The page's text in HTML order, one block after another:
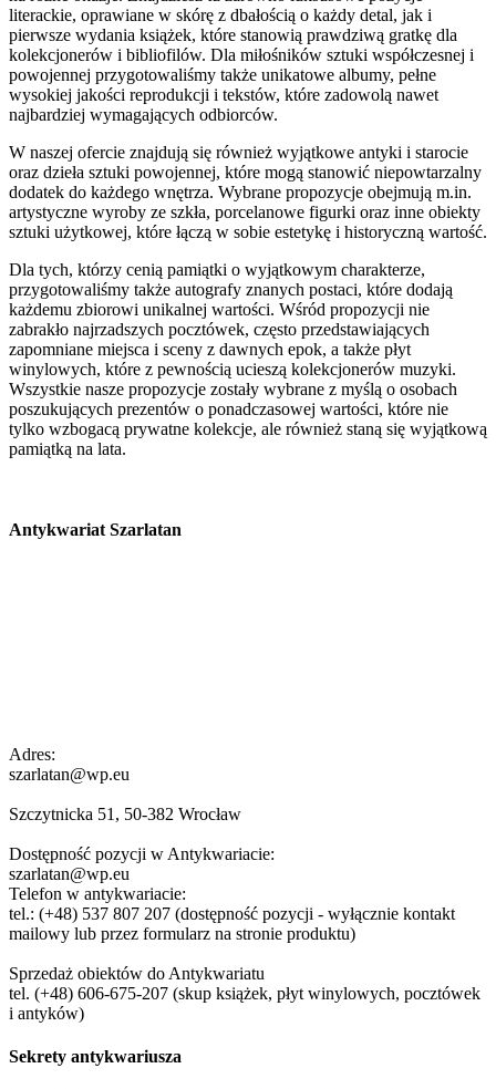
literackie, oprawiane w skórę z dbałością o każdy detal, jak i
pierwsze wydania książek, które stanowią prawdziwą gratkę dla
kolekcjonerów i bibliofilów. Dla miłośników sztuki współczesnej i
powojennej przygotowaliśmy także unikatowe albumy, pełne
wysokiej jakości reprodukcji i tekstów, które zadowolą nawet
najbardziej wymagających odbiorców.
W naszej ofercie znajdują się również wyjątkowe antyki i starocie
oraz dzieła sztuki powojennej, które mogą stanowić niepowtarzalny
dodatek do każdego wnętrza. Wybrane propozycje obejmują m.in.
artystyczne wyroby ze szkła, porcelanowe figurki oraz inne obiekty
sztuki użytkowej, które łączą w sobie estetykę i historyczną wartość.
Dla tych, którzy cenią pamiątki o wyjątkowym charakterze,
przygotowaliśmy także autografy znanych postaci, które dodają
każdemu zbiorowi unikalnej wartości. Wśród propozycji nie
zabrakło najrzadszych pocztówek, często przedstawiających
zapomniane miejsca i sceny z dawnych epok, a także płyt
winylowych, które z pewnością ucieszą kolekcjonerów muzyki.
Wszystkie nasze propozycje zostały wybrane z myślą o osobach
poszukujących prezentów o ponadczasowej wartości, które nie
tylko wzbogacą prywatne kolekcje, ale również staną się wyjątkową
pamiątką na lata.
Antykwariat Szarlatan
Adres:
szarlatan@wp.eu
Szczytnicka 51, 50-382 Wrocław
Dostępność pozycji w Antykwariacie:
szarlatan@wp.eu
Telefon w antykwariacie:
tel.: (+48) 537 807 207 (dostępność pozycji - wyłącznie kontakt
mailowy lub przez formularz na stronie produktu)
Sprzedaż obiektów do Antykwariatu
tel. (+48) 606-675-207 (skup książek, płyt winylowych, pocztówek
i antyków)
Sekrety antykwariusza